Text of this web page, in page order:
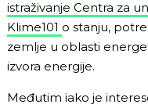
istraživanje Centra za
Klime101 o stanju,
zemlje u oblasti
izvora energije.
Međutim iako je